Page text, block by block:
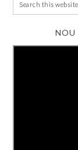
NOU